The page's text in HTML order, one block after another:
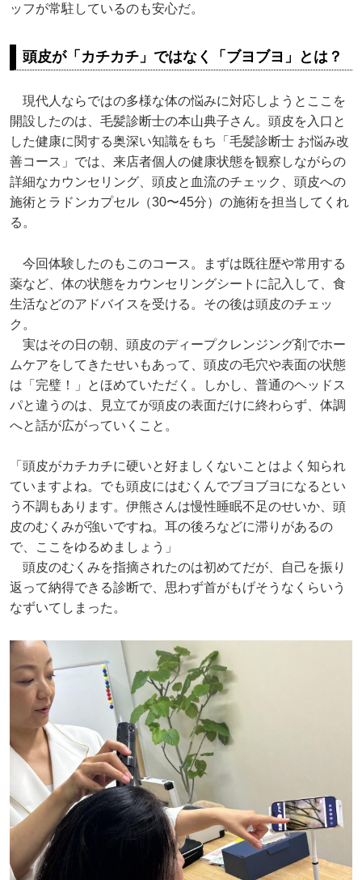
ッフが常駐しているのも安心だ。
頭皮が「カチカチ」ではなく「ブヨブヨ」とは？
現代人ならではの多様な体の悩みに対応しようとここを
開設したのは、毛髪診断士の本山典子さん。頭皮を入口と
した健康に関する奥深い知識をもち「毛髪診断士 お悩み改
善コース」では、来店者個人の健康状態を観察しながらの
詳細なカウンセリング、頭皮と血流のチェック、頭皮への
施術とラドンカプセル（30〜45分）の施術を担当してくれ
る。
今回体験したのもこのコース。まずは既往歴や常用する
薬など、体の状態をカウンセリングシートに記入して、食
生活などのアドバイスを受ける。その後は頭皮のチェッ
ク。
実はその日の朝、頭皮のディープクレンジング剤でホー
ムケアをしてきたせいもあって、頭皮の毛穴や表面の状態
は「完璧！」とほめていただく。しかし、普通のヘッドス
パと違うのは、見立てが頭皮の表面だけに終わらず、体調
へと話が広がっていくこと。
「頭皮がカチカチに硬いと好ましくないことはよく知られ
ていますよね。でも頭皮にはむくんでブヨブヨになるとい
う不調もあります。伊熊さんは慢性睡眠不足のせいか、頭
皮のむくみが強いですね。耳の後ろなどに滞りがあるの
で、ここをゆるめましょう」
頭皮のむくみを指摘されたのは初めてだが、自己を振り
返って納得できる診断で、思わず首がもげそうなくらいう
なずいてしまった。